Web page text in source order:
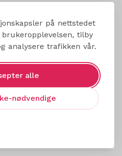
på nettstedet
tilby
analysere trafikken vår.
alle
nødvendige